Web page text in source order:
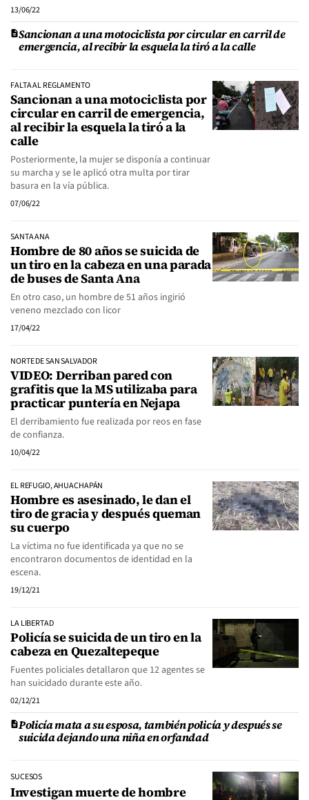
13/06/22
Sancionan a una motociclista por circular en carril de
emergencia, al recibir la esquela la tiró a la calle
FALTA AL REGLAMENTO
Sancionan a una motociclista por
circular en carril de emergencia,
al recibir la esquela la tiró a la
calle
Posteriormente, la mujer se disponía a continuar
su marcha y se le aplicó otra multa por tirar
basura en la vía pública.
07/06/22
SANTA ANA
Hombre de 80 años se suicida de
un tiro en la cabeza en una parada
de buses de Santa Ana
En otro caso, un hombre de 51 años ingirió
veneno mezclado con licor
17/04/22
NORTE DE SAN SALVADOR
VIDEO: Derriban pared con
grafitis que la MS utilizaba para
practicar puntería en Nejapa
El derribamiento fue realizada por reos en fase
de confianza.
10/04/22
EL REFUGIO, AHUACHAPÁN
Hombre es asesinado, le dan el
tiro de gracia y después queman
su cuerpo
La víctima no fue identificada ya que no se
encontraron documentos de identidad en la
escena.
19/12/21
LA LIBERTAD
Policía se suicida de un tiro en la
cabeza en Quezaltepeque
Fuentes policiales detallaron que 12 agentes se
han suicidado durante este año.
02/12/21
Policía mata a su esposa, también policía y después se
suicida dejando una niña en orfandad
SUCESOS
Investigan muerte de hombre